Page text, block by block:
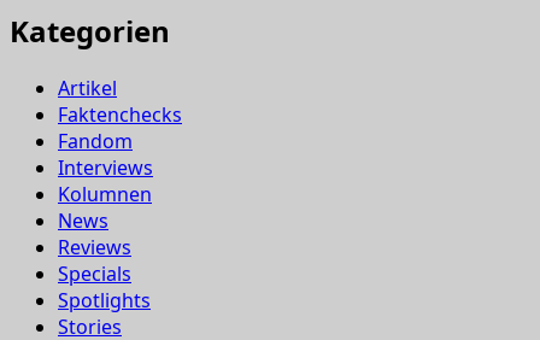
Kategorien
Artikel
Faktenchecks
Fandom
Interviews
Kolumnen
News
Reviews
Specials
Spotlights
Stories